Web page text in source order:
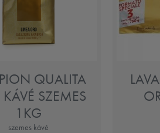
QUALITA
SZEMES
1KG
szemes kávé